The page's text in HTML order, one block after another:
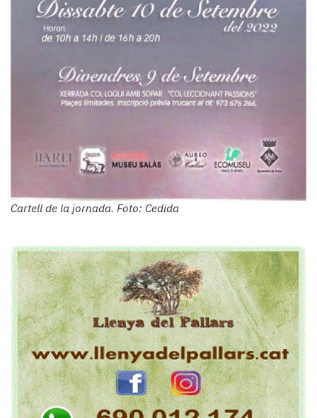
Cartell de la jornada. Foto: Cedida